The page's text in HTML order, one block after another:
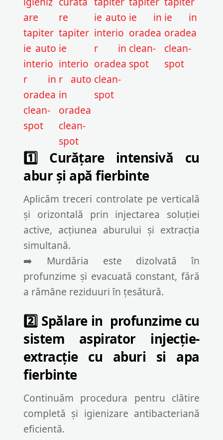
1️⃣ Curățare intensivă cu
abur și apă fierbinte
Aplicăm treceri controlate pe verticală
și orizontală prin injectarea soluției
active, acțiunea aburului și extracția
simultană.
➡️ Murdăria este dizolvată în
profunzime și evacuată constant, fără
a rămâne reziduuri în țesătură.
2️⃣ Spălare in profunzime cu
sistem aspirator injecție-
extracție cu aburi si apa
fierbinte
Continuăm procedura pentru clătire
completă și igienizare antibacteriană
eficientă.